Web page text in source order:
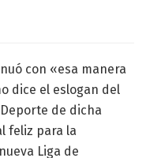
con «esa manera
dice el eslogan del
de dicha
feliz para la
Liga de